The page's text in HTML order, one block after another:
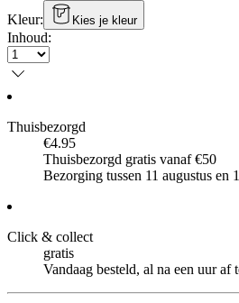
Kleur: Kies je kleur
Inhoud:
Thuisbezorgd
€4.95
Thuisbezorgd gratis vanaf €50
Bezorging tussen 11 augustus en
Click & collect
gratis
Vandaag besteld, al na een uur